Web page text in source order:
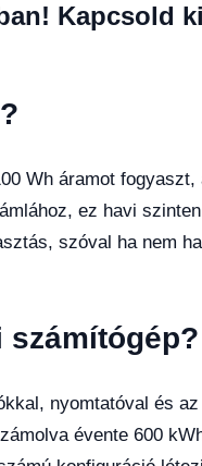
Kapcsold
Wh áramot fogyaszt,
ez havi
szóval ha nem
számítógép?
nyomtatóval és az
évente 600